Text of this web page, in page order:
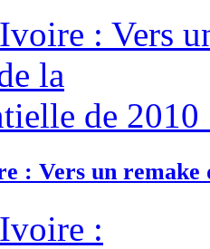
: Vers un remake